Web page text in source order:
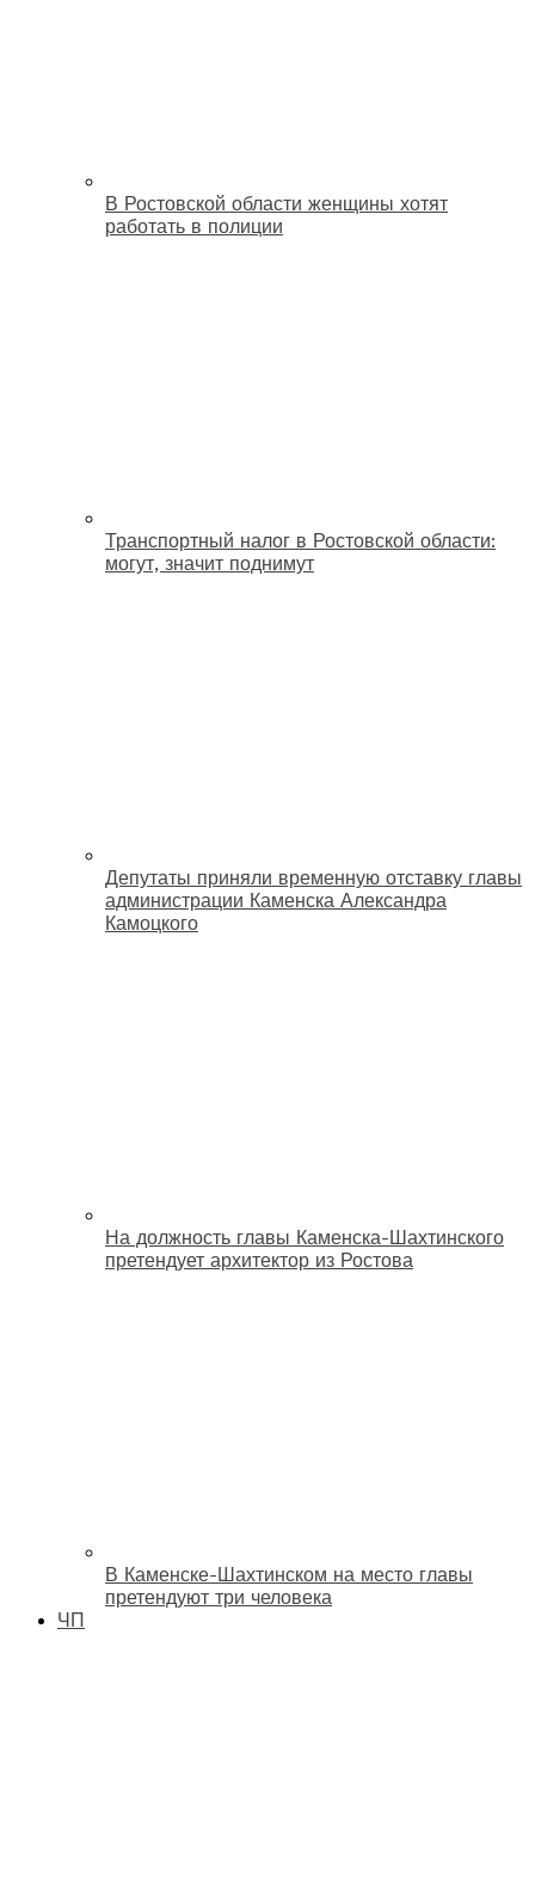
В Ростовской области женщины хотят
работать в полиции
Транспортный налог в Ростовской области:
могут, значит поднимут
Депутаты приняли временную отставку главы
администрации Каменска Александра
Камоцкого
На должность главы Каменска-Шахтинского
претендует архитектор из Ростова
В Каменске-Шахтинском на место главы
претендуют три человека
ЧП